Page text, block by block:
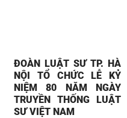
ĐOÀN LUẬT SƯ TP. HÀ
NỘI TỔ CHỨC LỄ KỶ
NIỆM 80 NĂM NGÀY
TRUYỀN THỐNG LUẬT
SƯ VIỆT NAM